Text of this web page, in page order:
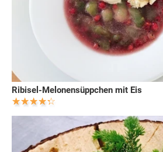
Ribisel-Melonensüppchen mit Eis